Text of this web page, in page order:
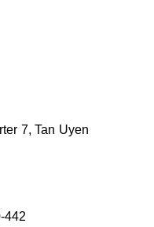
7, Tan Uyen
442